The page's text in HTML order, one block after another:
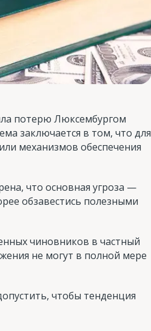
потерю Люксембургом
заключается в том, что для
механизмов обеспечения
что основная угроза —
обзавестись полезными
чиновников в частный
не могут в полной мере
чтобы тенденция